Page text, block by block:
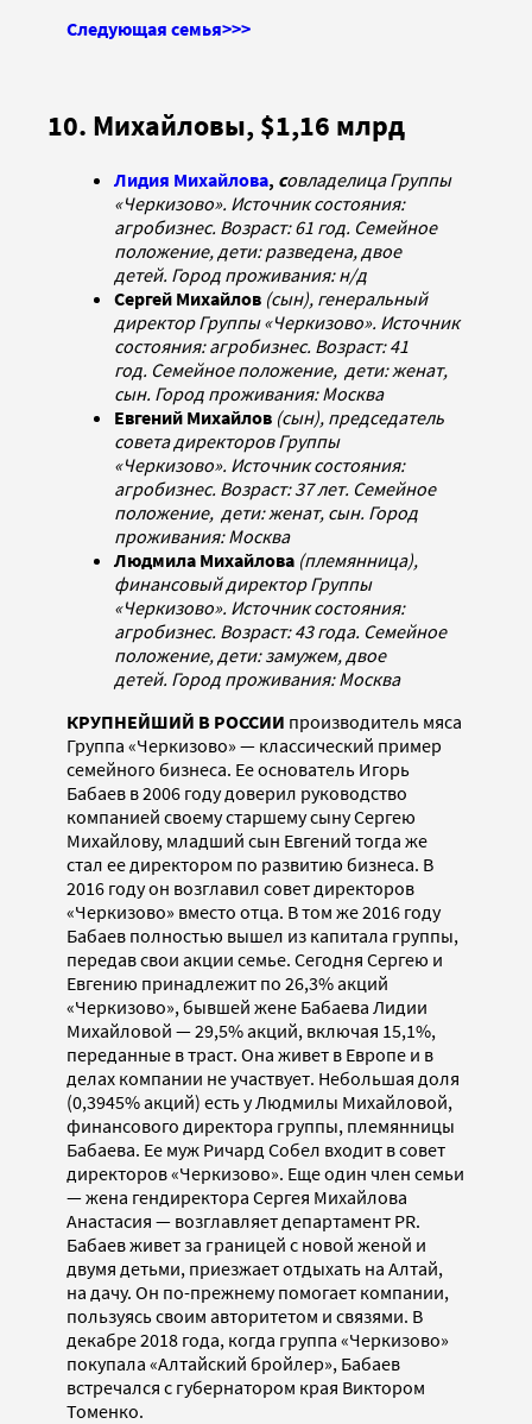
Следующая семья>>>
10. Михайловы, $1,16 млрд
Лидия Михайлова, совладелица Группы
«Черкизово». Источник состояния:
агробизнес. Возраст: 61 год. Семейное
положение, дети: разведена, двое
детей. Город проживания: н/д
Сергей Михайлов (сын), генеральный
директор Группы «Черкизово». Источник
состояния: агробизнес. Возраст: 41
год. Семейное положение, дети: женат,
сын. Город проживания: Москва
Евгений Михайлов (сын), председатель
совета директоров Группы
«Черкизово». Источник состояния:
агробизнес. Возраст: 37 лет. Семейное
положение, дети: женат, сын. Город
проживания: Москва
Людмила Михайлова (племянница),
финансовый директор Группы
«Черкизово». Источник состояния:
агробизнес. Возраст: 43 года. Семейное
положение, дети: замужем, двое
детей. Город проживания: Москва
КРУПНЕЙШИЙ В РОССИИ производитель мяса
Группа «Черкизово» — классический пример
семейного бизнеса. Ее основатель Игорь
Бабаев в 2006 году доверил руководство
компанией своему старшему сыну Сергею
Михайлову, младший сын Евгений тогда же
стал ее директором по развитию бизнеса. В
2016 году он возглавил совет директоров
«Черкизово» вместо отца. В том же 2016 году
Бабаев полностью вышел из капитала группы,
передав свои акции семье. Сегодня Сергею и
Евгению принадлежит по 26,3% акций
«Черкизово», бывшей жене Бабаева Лидии
Михайловой — 29,5% акций, включая 15,1%,
переданные в траст. Она живет в Европе и в
делах компании не участвует. Небольшая доля
(0,3945% акций) есть у Людмилы Михайловой,
финансового директора группы, племянницы
Бабаева. Ее муж Ричард Собел входит в совет
директоров «Черкизово». Еще один член семьи
— жена гендиректора Сергея Михайлова
Анастасия — возглавляет департамент PR.
Бабаев живет за границей с новой женой и
двумя детьми, приезжает отдыхать на Алтай,
на дачу. Он по-прежнему помогает компании,
пользуясь своим авторитетом и связями. В
декабре 2018 года, когда группа «Черкизово»
покупала «Алтайский бройлер», Бабаев
встречался с губернатором края Виктором
Томенко.